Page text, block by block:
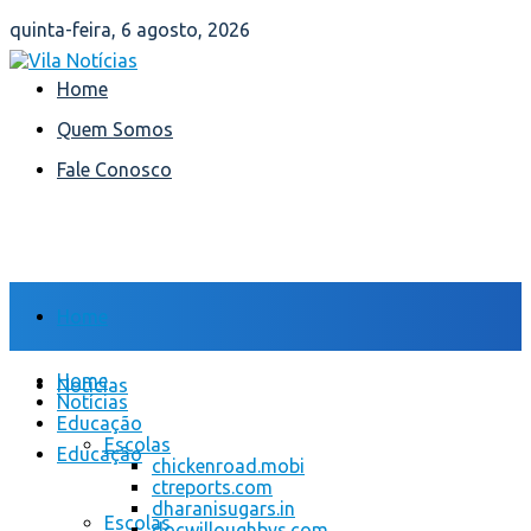
quinta-feira, 6 agosto, 2026
Home
Quem Somos
Fale Conosco
Home
Notícias
Educação
Escolas
Home
Notícias
Educação
Escolas
chickenroad.mobi
ctreports.com
dharanisugars.in